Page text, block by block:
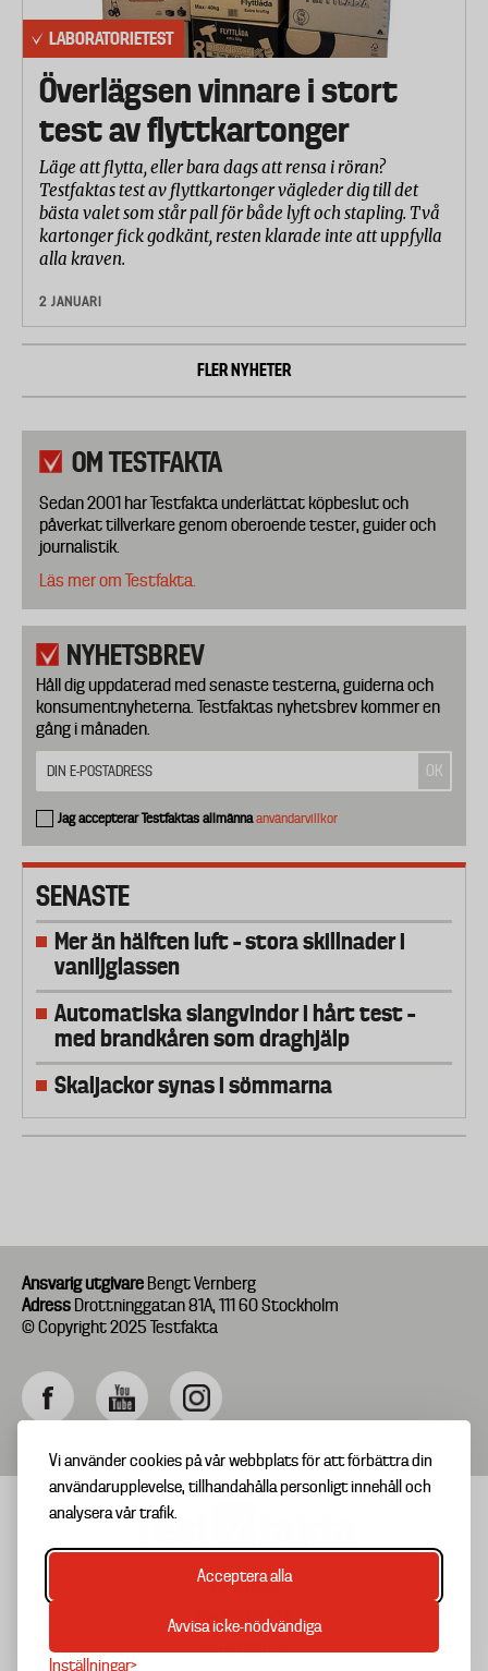
Vi använder cookies på vår webbplats för att förbättra din
användarupplevelse, tillhandahålla personligt innehåll och
analysera vår trafik.
Acceptera alla
Avvisa icke-nödvändiga
Inställningar
LABORATORIETEST
Överlägsen vinnare i stort
test av flyttkartonger
Läge att flytta, eller bara dags att rensa i röran?
Testfaktas test av flyttkartonger vägleder dig till det
bästa valet som står pall för både lyft och stapling. Två
kartonger fick godkänt, resten klarade inte att uppfylla
alla kraven.
2 JANUARI
FLER NYHETER
OM TESTFAKTA
Sedan 2001 har Testfakta underlättat köpbeslut och
påverkat tillverkare genom oberoende tester, guider och
journalistik.
Läs mer om Testfakta.
NYHETSBREV
Håll dig uppdaterad med senaste testerna, guiderna och
konsumentnyheterna. Testfaktas nyhetsbrev kommer en
gång i månaden.
Jag accepterar Testfaktas allmännaanvändarvillkor
SENASTE
Mer än hälften luft – stora skillnader i
vaniljglassen
Automatiska slangvindor i hårt test –
med brandkåren som draghjälp
Skaljackor synas i sömmarna
Ansvarig utgivare Bengt Vernberg
Adress Drottninggatan 81A, 111 60 Stockholm
© Copyright 2025 Testfakta
Footer
menu
TIPSA OSS
OM TESTFAKTA
NYHETSBREV